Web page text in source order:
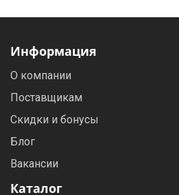
Информация
О компании
Поставщикам
Скидки и бонусы
Блог
Вакансии
Каталог